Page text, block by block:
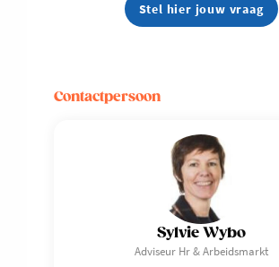
Contactpersoon
Sylvie Wybo
Adviseur Hr & Arbeidsmarkt
Stel hier jouw vraag